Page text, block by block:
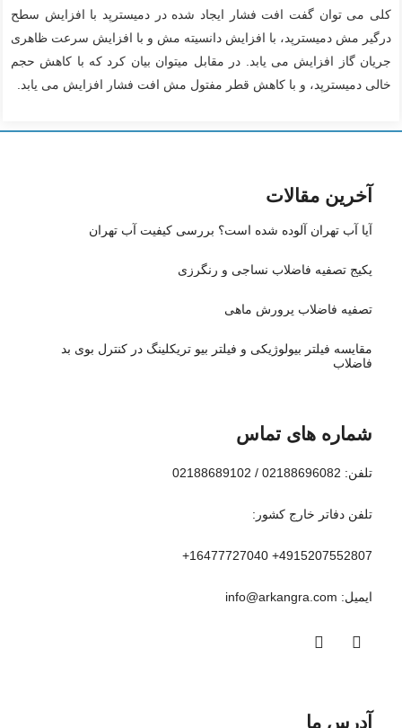
کلی می توان گفت افت فشار ایجاد شده در دمیسترپد با افزایش سطح
درگیر مش دمیسترپد، با افزایش دانسیته مش و با افزایش سرعت ظاهری
جریان گاز افزایش می یابد. در مقابل میتوان بیان کرد که با کاهش حجم
خالی دمیسترپد، و با کاهش قطر مفتول مش افت فشار افزایش می یابد.
آخرین مقالات
آیا آب تهران آلوده شده است؟ بررسی کیفیت آب تهران
پکیج تصفیه فاضلاب نساجی و رنگرزی
تصفیه فاضلاب پرورش ماهی
مقایسه فیلتر بیولوژیکی و فیلتر بیو تریکلینگ در کنترل بوی بد
فاضلاب
شماره های تماس
تلفن: 02188696082 / 02188689102
تلفن دفاتر خارج کشور:
4915207552807+ 16477727040+
ایمیل:‌ info@arkangra.com
آدرس ما